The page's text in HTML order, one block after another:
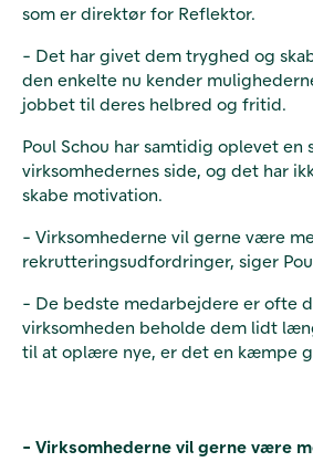
som er direktør for Reflektor.
- Det har givet dem tryghed og
den enkelte nu kender
jobbet til deres helbred og fritid.
Poul Schou har samtidig oplevet en
virksomhedernes side, og det har
skabe motivation.
- Virksomhederne vil gerne være
rekrutteringsudfordringer, siger
- De bedste medarbejdere er ofte
virksomheden beholde dem lidt
til at oplære nye, er det en kæmpe
- Virksomhederne vil gerne være